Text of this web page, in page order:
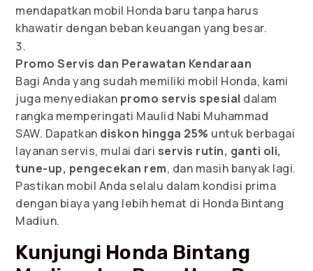
mendapatkan mobil Honda baru tanpa harus
khawatir dengan beban keuangan yang besar.
Promo Servis dan Perawatan Kendaraan
Bagi Anda yang sudah memiliki mobil Honda, kami
juga menyediakan promo servis spesial dalam
rangka memperingati Maulid Nabi Muhammad
SAW. Dapatkan diskon hingga 25% untuk berbagai
layanan servis, mulai dari servis rutin, ganti oli,
tune-up, pengecekan rem, dan masih banyak lagi.
Pastikan mobil Anda selalu dalam kondisi prima
dengan biaya yang lebih hemat di Honda Bintang
Madiun.
Kunjungi Honda Bintang